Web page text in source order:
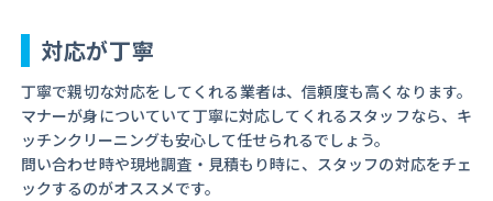
対応が丁寧
丁寧で親切な対応をしてくれる業者は、信頼度も高くなります。
マナーが身についていて丁寧に対応してくれるスタッフなら、キ
ッチンクリーニングも安心して任せられるでしょう。
問い合わせ時や現地調査・見積もり時に、スタッフの対応をチェ
ックするのがオススメです。